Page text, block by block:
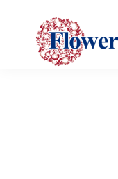
primary
navigation